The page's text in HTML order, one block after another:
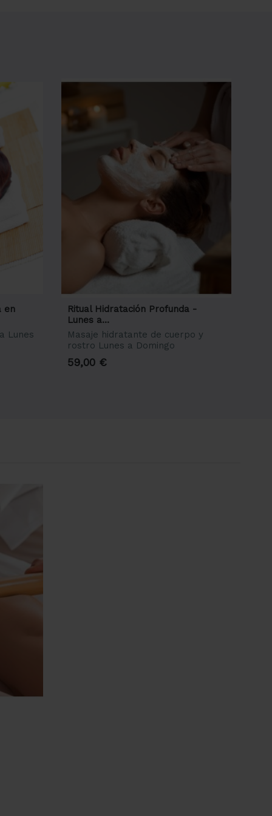
en
Lunes
Ritual Hidratación Profunda -
Lunes a...
Masaje hidratante de cuerpo y
rostro Lunes a Domingo
59,00 €